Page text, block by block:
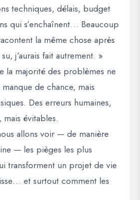
techniques, délais, budget
qui s’enchaînent… Beaucoup
la même chose après
su, j’aurais fait autrement. »
la majorité des problèmes ne
de chance, mais
Des erreurs humaines,
évitables.
allons voir — de manière
— les pièges les plus
transforment un projet de vie
et surtout comment les